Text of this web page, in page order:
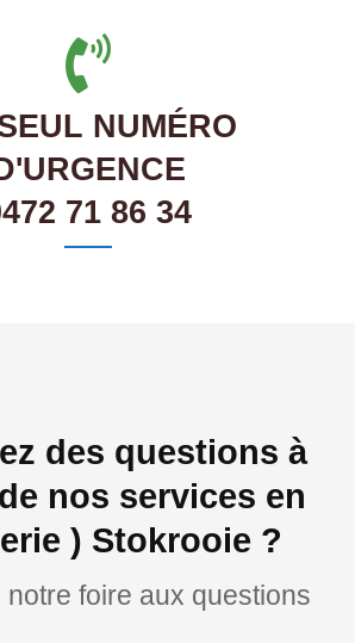
NUMÉRO
71 86 34
des questions à
nos services en
) Stokrooie ?
foire aux questions